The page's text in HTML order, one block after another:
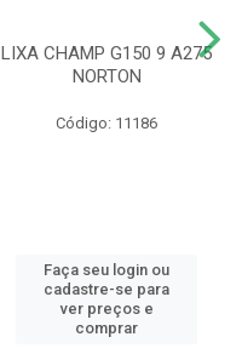
LIXA CHAMP G150 9 A275
NORTON
Código: 11186
Faça seu login ou
cadastre-se para
ver preços e
comprar